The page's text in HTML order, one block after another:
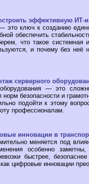
эффективную ИТ-
это ключ к созданию
обеспечить
что такое системная
и почему без неё
серверного
— это
безопасности и
подойти к этому
профессионалам.
инновации в
меняется под
особенно
быстрее,
цифровые инновации